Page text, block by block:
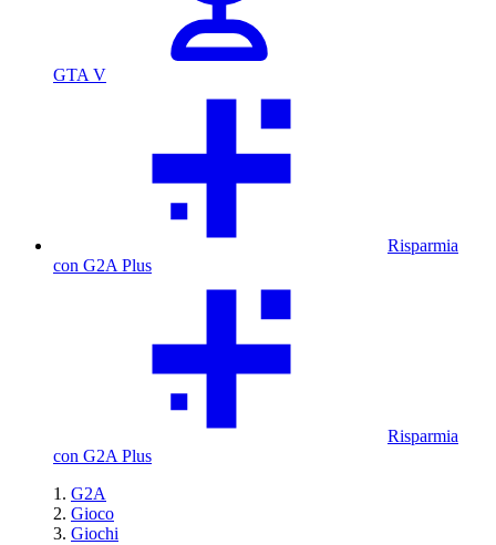
GTA V
Risparmia
con G2A Plus
Risparmia
con G2A Plus
G2A
Gioco
Giochi